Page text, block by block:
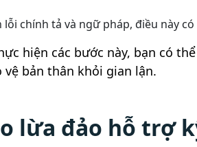
lỗi chính tả và ngữ pháp, điều này
hiện các bước này, bạn có
vệ bản thân khỏi gian lận.
lừa đảo hỗ trợ